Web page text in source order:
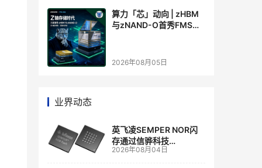
算力「芯」动向 | zHBM
与zNAND-O首秀FMS
个维度，z轴算盘的魅力
2026年08月05日
业界动态
英飞凌SEMPER NOR闪
存通过信骅科技
AST2700 BMC认证，全
2026年08月04日